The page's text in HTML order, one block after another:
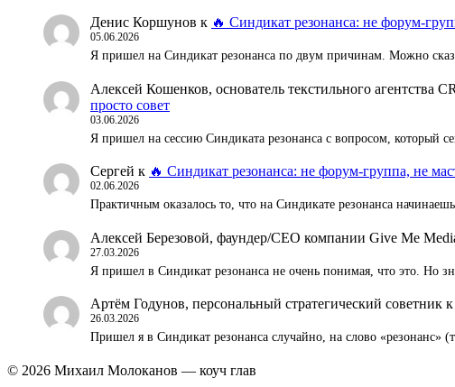
Денис Коршунов к 🔥 Синдикат резонанса: не форум-
05.06.2026
Я пришел на Синдикат резонанса по двум причинам. Можно
Алексей Кошенков, основатель текстильного агентства
просто совет
03.06.2026
Я пришел на сессию Синдиката резонанса с вопросом, который
Сергей к 🔥 Синдикат резонанса: не форум-группа, не
02.06.2026
Практичным оказалось то, что на Синдикате резонанса
Алексей Березовой, фаундер/СЕО компании Give Me
27.03.2026
Я пришел в Синдикат резонанса не очень понимая, что это.
Артём Годунов, персональный стратегический советник к
26.03.2026
Пришел я в Синдикат резонанса случайно, на слово «резонанс»
© 2026 Михаил Молоканов — коуч глав